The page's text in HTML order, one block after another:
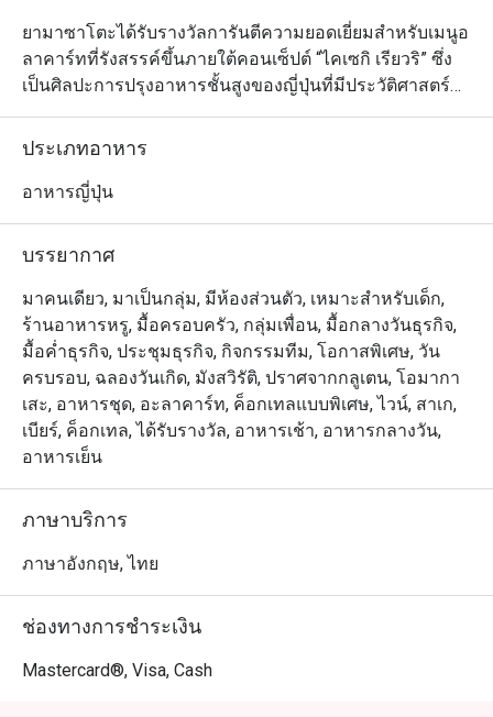
ยามาซาโตะได้รับรางวัลการันตีความยอดเยี่ยมสำหรับเมนูอ
ลาคาร์ทที่รังสรรค์ขึ้นภายใต้คอนเซ็ปต์ “ไคเซกิ เรียวริ” ซึ่ง
เป็นศิลปะการปรุงอาหารชั้นสูงของญี่ปุ่นที่มีประวัติศาสตร์
ยาวนานหลายศตวรรษ นอกจากนี้ ยังได้รับการคัดเลือกจาก
มิชลิน ไกด์ ให้เป็นหนึ่งในร้านอาหารแนะนำของกรุงเทพฯ ที่
ฝรั่งเศสด้วย และจุดเด่นของยามาซาโตะยังไม่หมดเพียงแค่
นั้น นอกจากเมนูอาหารอลาคาร์ทอันหลากหลายแล้ว ทาง
ร้านยังร่วมเฉลิมฉลองเทศกาลต่างๆ ของชาวญี่ปุ่นผ่านเมนู
พิเศษทั้งมื้อกลางวันและมื้อค่ำ
ประเภทอาหาร
อาหารญี่ปุ่น
บรรยากาศ
มาคนเดียว, มาเป็นกลุ่ม, มีห้องส่วนตัว, เหมาะสำหรับเด็ก,
ร้านอาหารหรู, มื้อครอบครัว, กลุ่มเพื่อน, มื้อกลางวันธุรกิจ,
มื้อค่ำธุรกิจ, ประชุมธุรกิจ, กิจกรรมทีม, โอกาสพิเศษ, วัน
ครบรอบ, ฉลองวันเกิด, มังสวิรัติ, ปราศจากกลูเตน, โอมากา
เสะ, อาหารชุด, อะลาคาร์ท, ค็อกเทลแบบพิเศษ, ไวน์, สาเก,
เบียร์, ค็อกเทล, ได้รับรางวัล, อาหารเช้า, อาหารกลางวัน,
อาหารเย็น
ภาษาบริการ
ภาษาอังกฤษ, ไทย
ช่องทางการชำระเงิน
Mastercard®, Visa, Cash